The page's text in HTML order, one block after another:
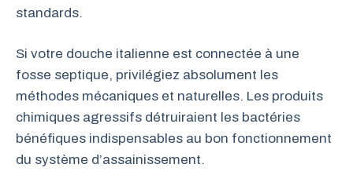
standards.
Si votre douche italienne est connectée à une
fosse septique, privilégiez absolument les
méthodes mécaniques et naturelles. Les produits
chimiques agressifs détruiraient les bactéries
bénéfiques indispensables au bon fonctionnement
du système d’assainissement.